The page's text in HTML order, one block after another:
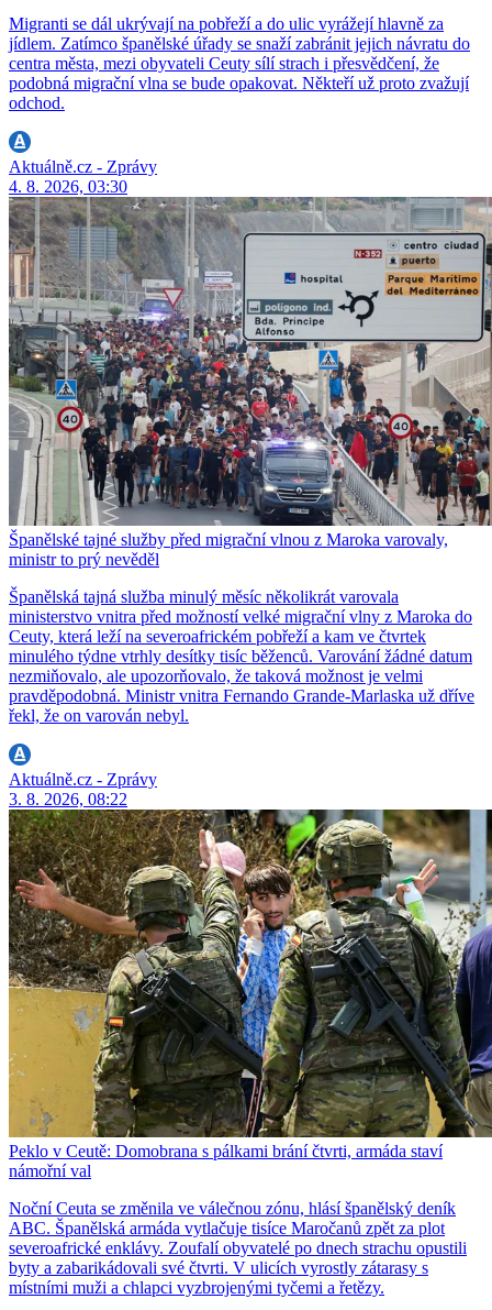
Migranti se dál ukrývají na pobřeží a do ulic vyrážejí hlavně za
jídlem. Zatímco španělské úřady se snaží zabránit jejich návratu do
centra města, mezi obyvateli Ceuty sílí strach i přesvědčení, že
podobná migrační vlna se bude opakovat. Někteří už proto zvažují
odchod.
Aktuálně.cz - Zprávy
4. 8. 2026, 03:30
Španělské tajné služby před migrační vlnou z Maroka varovaly,
ministr to prý nevěděl
Španělská tajná služba minulý měsíc několikrát varovala
ministerstvo vnitra před možností velké migrační vlny z Maroka do
Ceuty, která leží na severoafrickém pobřeží a kam ve čtvrtek
minulého týdne vtrhly desítky tisíc běženců. Varování žádné datum
nezmiňovalo, ale upozorňovalo, že taková možnost je velmi
pravděpodobná. Ministr vnitra Fernando Grande-Marlaska už dříve
řekl, že on varován nebyl.
Aktuálně.cz - Zprávy
3. 8. 2026, 08:22
Peklo v Ceutě: Domobrana s pálkami brání čtvrti, armáda staví
námořní val
Noční Ceuta se změnila ve válečnou zónu, hlásí španělský deník
ABC. Španělská armáda vytlačuje tisíce Maročanů zpět za plot
severoafrické enklávy. Zoufalí obyvatelé po dnech strachu opustili
byty a zabarikádovali své čtvrti. V ulicích vyrostly zátarasy s
místními muži a chlapci vyzbrojenými tyčemi a řetězy.